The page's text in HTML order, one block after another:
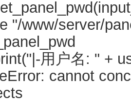
"/www/server/
用户名: " +
cannot